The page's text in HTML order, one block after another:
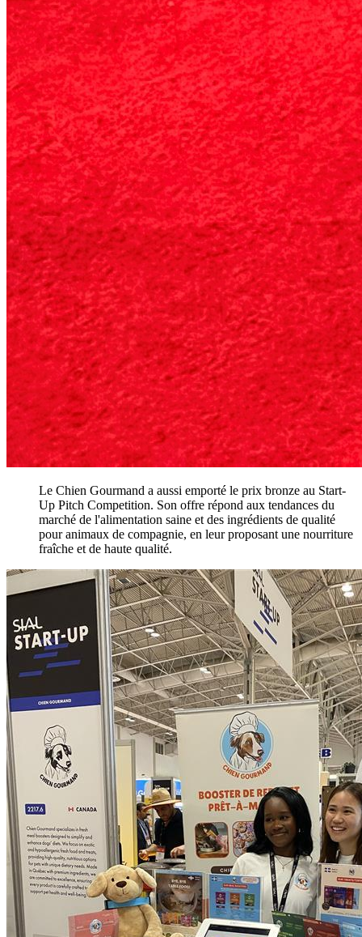
Le Chien Gourmand a aussi emporté le prix bronze au Start-
Up Pitch Competition. Son offre répond aux tendances du
marché de l'alimentation saine et des ingrédients de qualité
pour animaux de compagnie, en leur proposant une nourriture
fraîche et de haute qualité.